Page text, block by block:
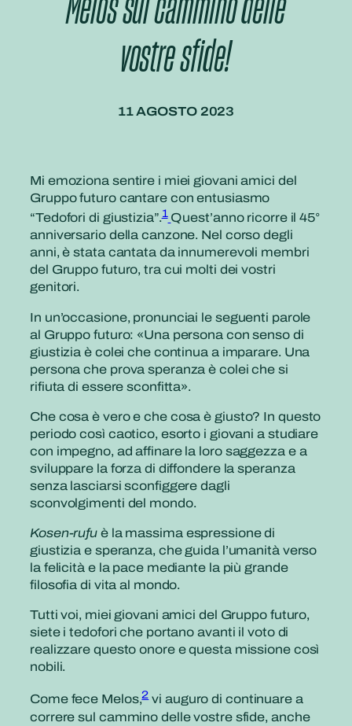
vostre sfide!
11 AGOSTO 2023
Mi emoziona sentire i miei giovani amici del
Gruppo futuro cantare con entusiasmo
“Tedofori di giustizia”.1 Quest’anno ricorre il 45°
anniversario della canzone. Nel corso degli
anni, è stata cantata da innumerevoli membri
del Gruppo futuro, tra cui molti dei vostri
genitori.
In un’occasione, pronunciai le seguenti parole
al Gruppo futuro: «Una persona con senso di
giustizia è colei che continua a imparare. Una
persona che prova speranza è colei che si
rifiuta di essere sconfitta».
Che cosa è vero e che cosa è giusto? In questo
periodo così caotico, esorto i giovani a studiare
con impegno, ad affinare la loro saggezza e a
sviluppare la forza di diffondere la speranza
senza lasciarsi sconfiggere dagli
sconvolgimenti del mondo.
Kosen-rufu è la massima espressione di
giustizia e speranza, che guida l’umanità verso
la felicità e la pace mediante la più grande
filosofia di vita al mondo.
Tutti voi, miei giovani amici del Gruppo futuro,
siete i tedofori che portano avanti il voto di
realizzare questo onore e questa missione così
nobili.
Come fece Melos,2vi auguro di continuare a
correre sul cammino delle vostre sfide, anche